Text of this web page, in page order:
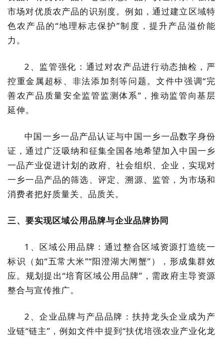
市场对优质农产品的识别度。例如，通过建立区域特
色农产品的“地理标志保护”制度，提升产品溢价能
力。
2、监管强化：通过对农产品进行动态抽检，严
控重金属超标、非法添加剂等问题。文件中强调“完
善农产品质量安全监管监测体系”，推动监管向基层
延伸。
中国一乡一品产品认证与中国一乡一品数字身份
证，通过广泛吸纳和征集全国各地希望加入中国一乡
一品产业促进计划的政府、社会组织、企业，实现对
一乡一品产品的筛选、评定、溯源、监管，为市场和
消费者把好质量关、品质关。
三、要实现区域公用品牌与企业品牌协同
1、区域公用品牌：通过整合区域资源打造统一
标识（如“五常大米”“阳澄湖大闸蟹”），形成集群效
应。规划提出“培育区域公用品牌”，需政府主导资源
整合与宣传推广。
2、企业品牌与产品品牌：扶持龙头企业成为产
业链“链主”，例如文件中提到“扶优培强农业产业化龙